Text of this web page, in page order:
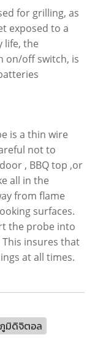
for grilling, as
exposed to a
life, the
on/off switch, is
is a thin wire
not to
, BBQ top ,or
all in the
from flame
surfaces.
the probe into
insures that
at all times.
มิดิจิตอล